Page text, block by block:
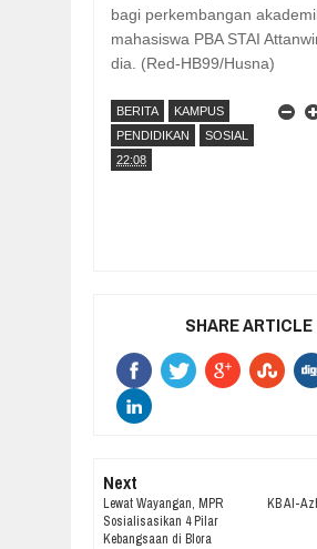
bagi perkembangan
mahasiswa PBA STAI
dia. (Red-HB99/Husna)
BERITA
KAMPUS
PENDIDIKAN
SOSIAL
22:08
SHARE ARTICLE
Next
Lewat Wayangan, MPR
Sosialisasikan 4 Pilar
Kebangsaan di Blora
KB Al-